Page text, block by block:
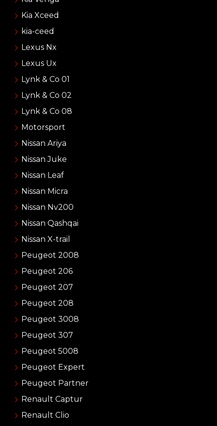
Kia Xceed
kia-ceed
Lexus Nx
Lexus Ux
Lynk & Co 01
Lynk & Co 02
Lynk & Co 08
Motorsport
Nissan Ariya
Nissan Juke
Nissan Leaf
Nissan Micra
Nissan Nv200
Nissan Qashqai
Nissan X-trail
Peugeot 2008
Peugeot 206
Peugeot 207
Peugeot 208
Peugeot 3008
Peugeot 307
Peugeot 5008
Peugeot Expert
Peugeot Partner
Renault Captur
Renault Clio